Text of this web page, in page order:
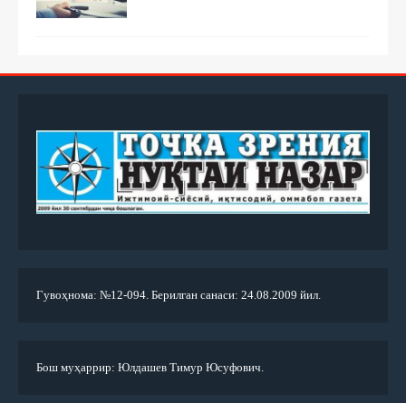
Гувоҳнома: №12-094. Берилган санаси: 24.08.2009 йил.
Бош муҳаррир: Юлдашев Тимур Юсуфович.